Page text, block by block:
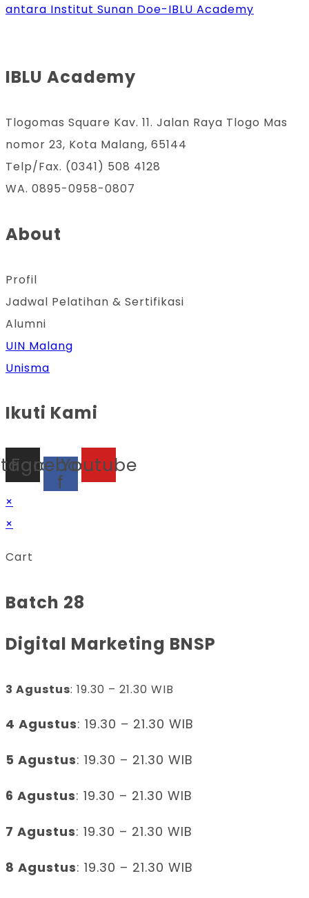
antara Institut Sunan Doe-IBLU Academy
IBLU Academy
Tlogomas Square Kav. 11. Jalan Raya Tlogo Mas
nomor 23, Kota Malang, 65144
Telp/Fax. (0341) 508 4128
WA. 0895-0958-0807
About
Profil
Jadwal Pelatihan & Sertifikasi
Alumni
UIN Malang
Unisma
Ikuti Kami
Facebook-
f
Youtube
×
×
Cart
Batch 28
Digital Marketing BNSP
3 Agustus: 19.30 – 21.30 WIB
4 Agustus: 19.30 – 21.30 WIB
5 Agustus: 19.30 – 21.30 WIB
6 Agustus: 19.30 – 21.30 WIB
7 Agustus: 19.30 – 21.30 WIB
8 Agustus: 19.30 – 21.30 WIB